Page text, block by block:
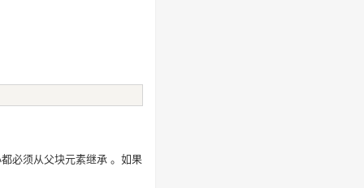
必须从父块元素继承 。如果